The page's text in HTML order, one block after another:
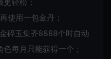
轻松；
使用一包金丹；
碎玉集齐8888个时自动
每月只能获得一个；